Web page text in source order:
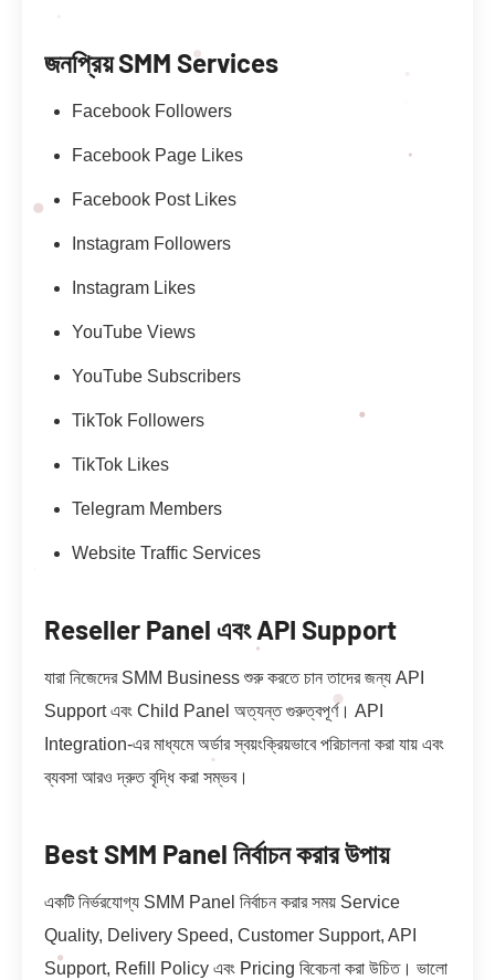
জনপ্রিয় SMM Services
Facebook Followers
Facebook Page Likes
Facebook Post Likes
Instagram Followers
Instagram Likes
YouTube Views
YouTube Subscribers
TikTok Followers
TikTok Likes
Telegram Members
Website Traffic Services
Reseller Panel এবং API Support
যারা নিজেদের SMM Business শুরু করতে চান তাদের জন্য API
Support এবং Child Panel অত্যন্ত গুরুত্বপূর্ণ। API
Integration-এর মাধ্যমে অর্ডার স্বয়ংক্রিয়ভাবে পরিচালনা করা যায় এবং
ব্যবসা আরও দ্রুত বৃদ্ধি করা সম্ভব।
Best SMM Panel নির্বাচন করার উপায়
একটি নির্ভরযোগ্য SMM Panel নির্বাচন করার সময় Service
Quality, Delivery Speed, Customer Support, API
Support, Refill Policy এবং Pricing বিবেচনা করা উচিত। ভালো